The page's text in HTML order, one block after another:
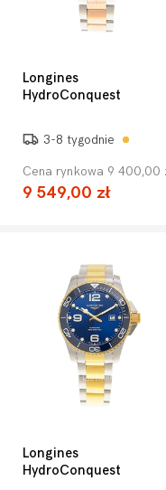
Longines
HydroConquest
3-8 tygodnie
Cena rynkowa 9 400,00
9 549,00 zł
Longines
HydroConquest